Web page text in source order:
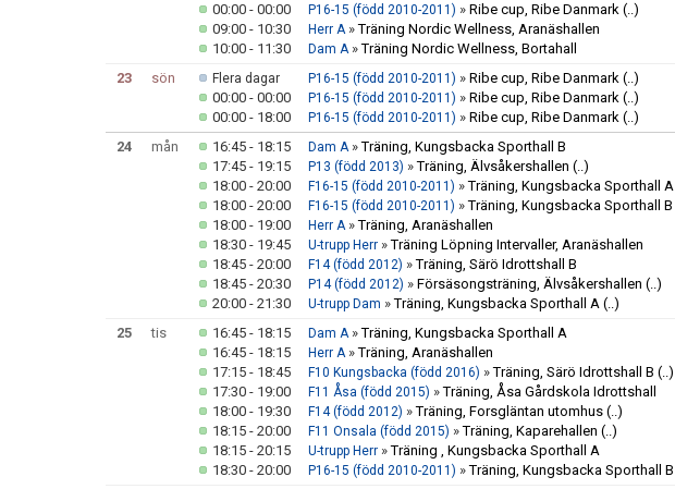
00:00 - 00:00
P16-15 (född 2010-2011) » Ribe cup, Ribe Danmark (..)
09:00 - 10:30
Herr A»Träning Nordic Wellness, Aranäshallen
10:00 - 11:30
Dam A»Träning Nordic Wellness, Bortahall
23
sön Flera dagar P16-15 (född 2010-2011) » Ribe cup, Ribe Danmark (..)
00:00 - 00:00
P16-15 (född 2010-2011) » Ribe cup, Ribe Danmark (..)
00:00 - 18:00
P16-15 (född 2010-2011) » Ribe cup, Ribe Danmark (..)
24
mån 16:45 - 18:15 Dam A»Träning, Kungsbacka Sporthall B
17:45 - 19:15
P13 (född 2013) »Träning, Älvsåkershallen (..)
18:00 - 20:00
F16-15 (född 2010-2011) »Träning, Kungsbacka Sporthall A
18:00 - 20:00
F16-15 (född 2010-2011) »Träning, Kungsbacka Sporthall B
18:00 - 19:00
Herr A»Träning, Aranäshallen
18:30 - 19:45
U-trupp Herr »Träning Löpning Intervaller, Aranäshallen
18:45 - 20:00
F14 (född 2012) »Träning, Särö Idrottshall B
18:45 - 20:30
P14 (född 2012) » Försäsongsträning, Älvsåkershallen (..)
20:00 - 21:30
U-trupp Dam »Träning, Kungsbacka Sporthall A (..)
25
tis 16:45 - 18:15 Dam A»Träning, Kungsbacka Sporthall A
16:45 - 18:15
Herr A»Träning, Aranäshallen
17:15 - 18:45
F10 Kungsbacka (född 2016) »Träning, Särö Idrottshall B (..)
17:30 - 19:00
F11 Åsa (född 2015) »Träning, Åsa Gårdskola Idrottshall
18:00 - 19:30
F14 (född 2012) »Träning, Forsgläntan utomhus (..)
18:15 - 20:00
F11 Onsala (född 2015) »Träning, Kaparehallen (..)
18:15 - 20:15
U-trupp Herr »Träning , Kungsbacka Sporthall A
18:30 - 20:00
P16-15 (född 2010-2011) »Träning, Kungsbacka Sporthall B